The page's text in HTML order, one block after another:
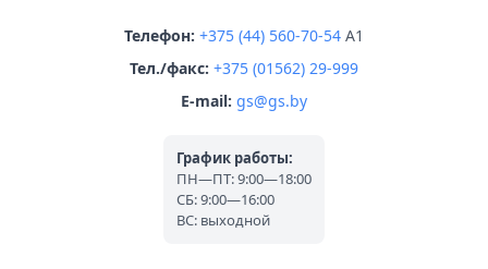
Телефон: +375 (44) 560-70-54 A1
Тел./факс: +375 (01562) 29-999
E-mail: gs@gs.by
График работы:
ПН—ПТ: 9:00—18:00
СБ: 9:00—16:00
ВС: выходной